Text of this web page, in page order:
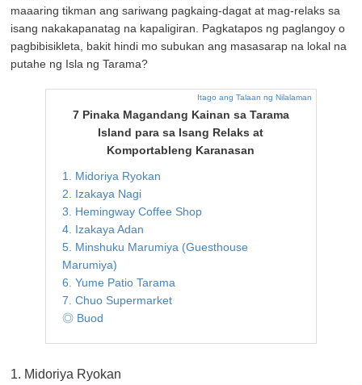
maaaring tikman ang sariwang pagkaing-dagat at mag-relaks sa
isang nakakapanatag na kapaligiran. Pagkatapos ng paglangoy o
pagbibisikleta, bakit hindi mo subukan ang masasarap na lokal na
putahe ng Isla ng Tarama?
Itago ang Talaan ng Nilalaman
7 Pinaka Magandang Kainan sa Tarama
Island para sa Isang Relaks at
Komportableng Karanasan
1. Midoriya Ryokan
2. Izakaya Nagi
3. Hemingway Coffee Shop
4. Izakaya Adan
5. Minshuku Marumiya (Guesthouse
Marumiya)
6. Yume Patio Tarama
7. Chuo Supermarket
◎ Buod
1. Midoriya Ryokan